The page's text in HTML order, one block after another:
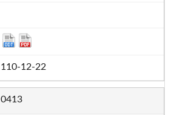
110-12-22
0413